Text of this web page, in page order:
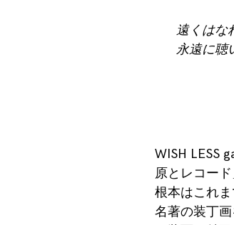
遠くはな
永遠に聴
WISH LESS
原とレコー
根本はこれ
名著の装丁